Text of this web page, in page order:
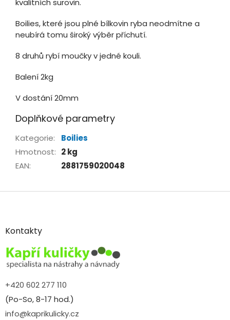
kvalitních surovin.
Boilies, které jsou plné bílkovin ryba neodmítne a
neubírá tomu široký výběr příchutí.
8 druhů rybí moučky v jedné kouli.
Balení 2kg
V dostání 20mm
Doplňkové parametry
Kategorie:
Boilies
Hmotnost: 2 kg
EAN: 2881759020048
Z
aKontakty
+420 602 277 110
(Po-So, 8-17 hod.)
info@kaprikulicky.cz